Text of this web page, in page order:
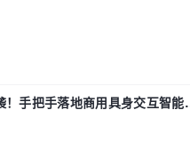
手把手落地商用具身交互智能